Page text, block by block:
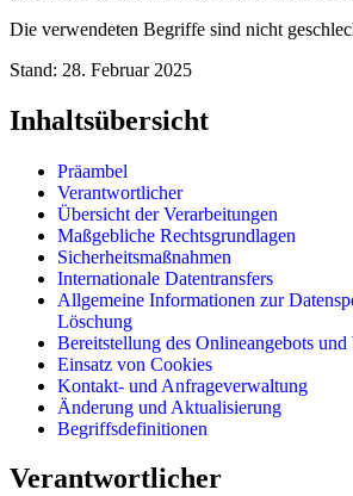
Die verwendeten Begriffe sind nicht
Stand: 28. Februar 2025
Inhaltsübersicht
Präambel
Verantwortlicher
Übersicht der Verarbeitungen
Maßgebliche Rechtsgrundlagen
Sicherheitsmaßnahmen
Internationale Datentransfers
Allgemeine Informationen zur
Löschung
Bereitstellung des Onlineangebots und
Einsatz von Cookies
Kontakt- und Anfrageverwaltung
Änderung und Aktualisierung
Begriffsdefinitionen
Verantwortlicher